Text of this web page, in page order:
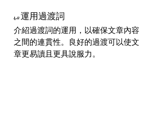
4.2 運用過渡詞
介紹過渡詞的運用，以確保文章內容
之間的連貫性。良好的過渡可以使文
章更易讀且更具說服力。